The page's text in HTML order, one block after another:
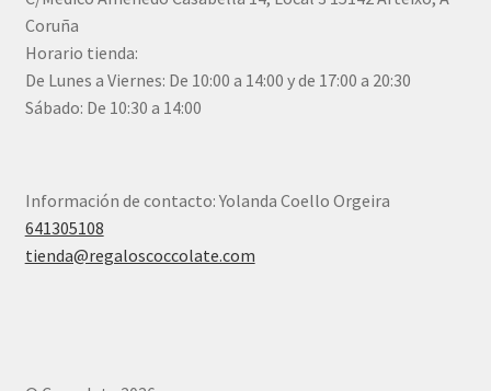
Coruña
Horario tienda:
De Lunes a Viernes: De 10:00 a 14:00 y de 17:00 a 20:30
Sábado: De 10:30 a 14:00
Información de contacto: Yolanda Coello Orgeira
641305108
tienda@regaloscoccolate.com